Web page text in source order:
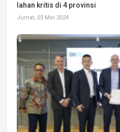
lahan kritis di 4 provinsi
Jumat, 03 Mei 2024